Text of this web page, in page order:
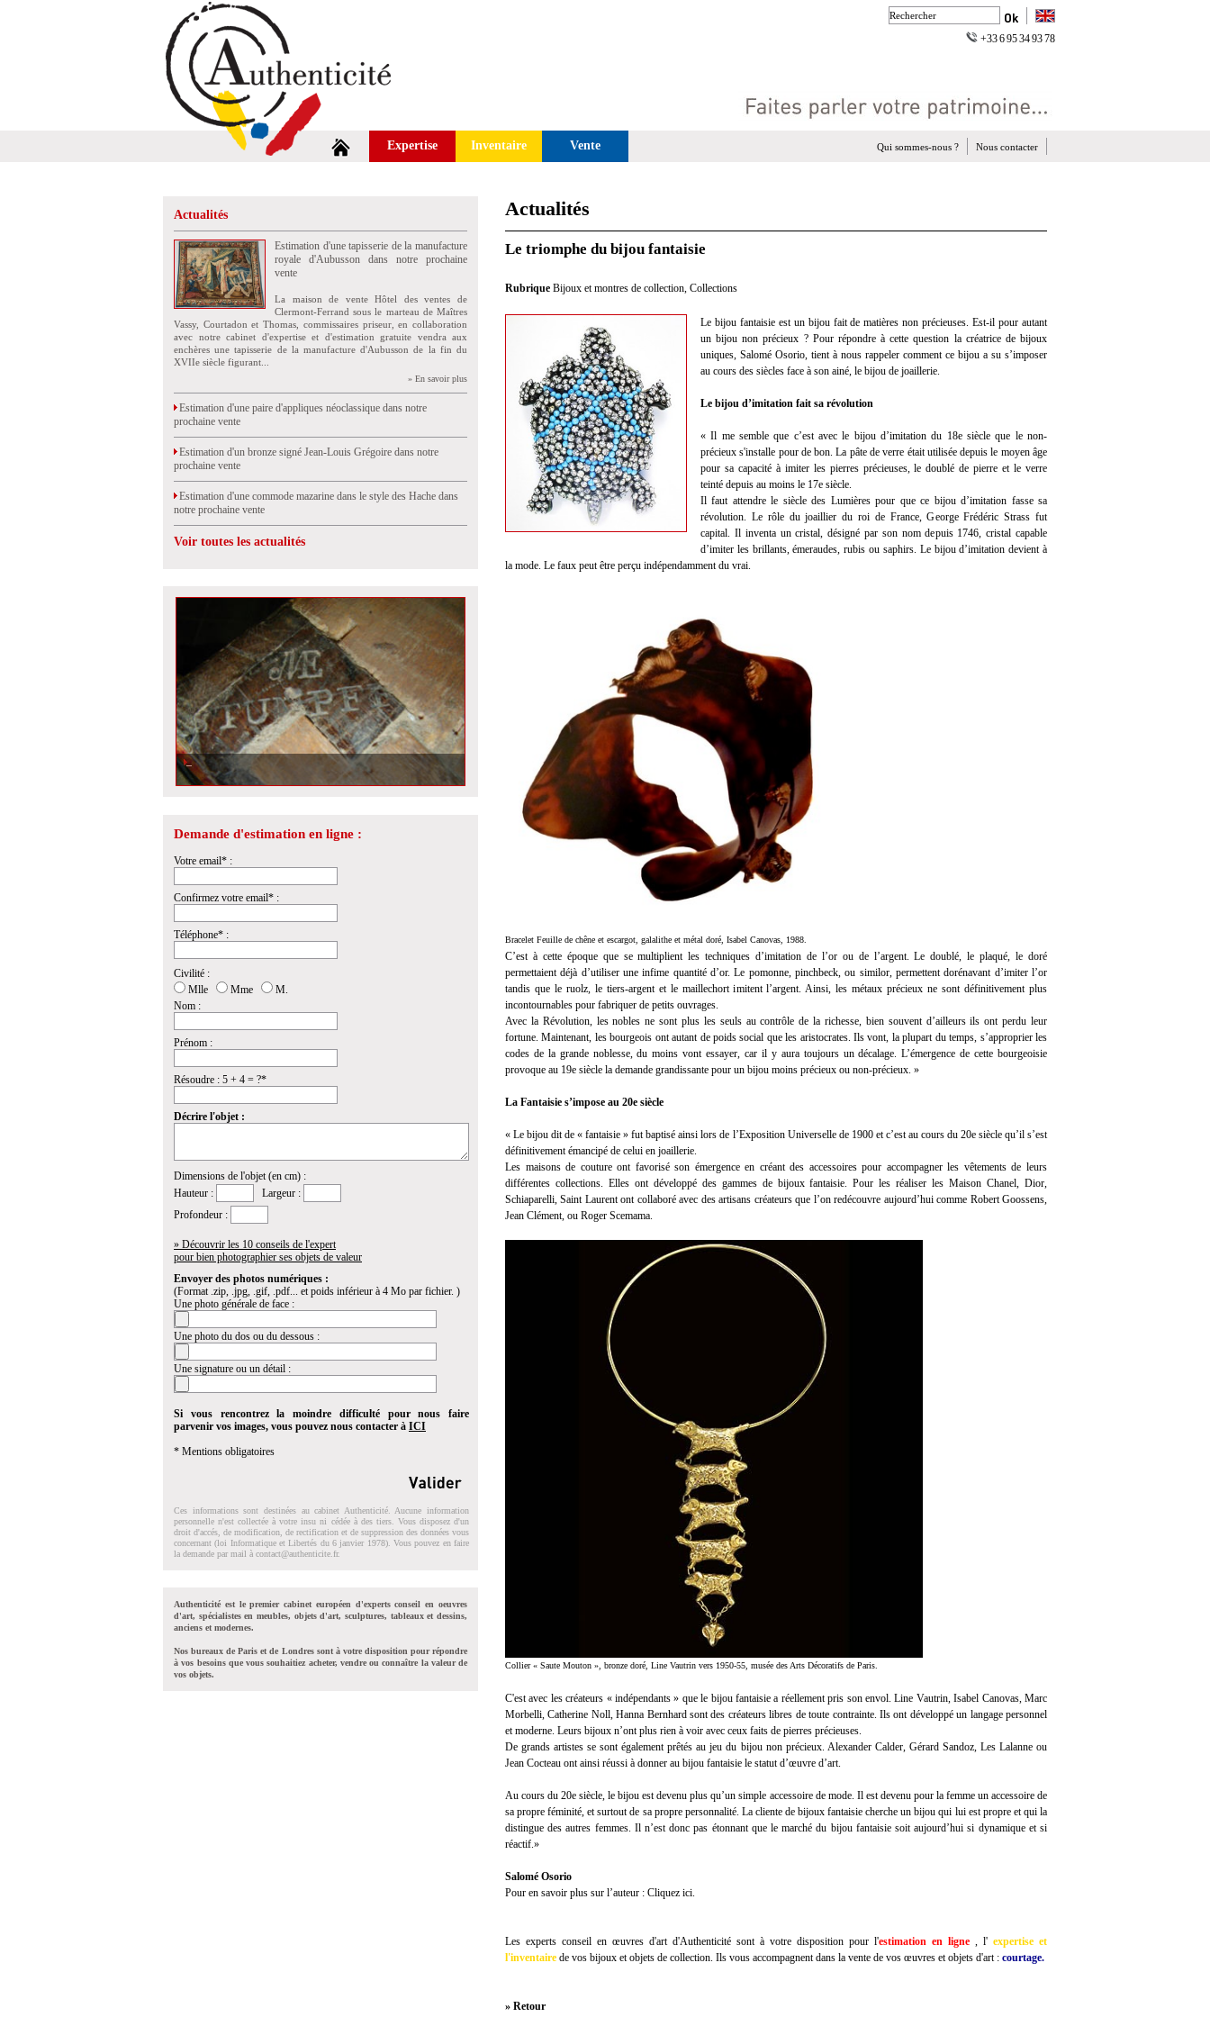
+33 6 95 34 93 78
Expertise Inventaire Vente Nous contacter
Qui sommes-nous ?
Actualités
Estimation d'une tapisserie de la manufacture
royale d'Aubusson dans notre prochaine
vente
La maison de vente Hôtel des ventes de
Clermont-Ferrand sous le marteau de Maîtres
Vassy, Courtadon et Thomas, commissaires priseur, en collaboration
avec notre cabinet d'expertise et d'estimation gratuite vendra aux
enchères une tapisserie de la manufacture d'Aubusson de la fin du
XVIIe siècle figurant...
» En savoir plus
Estimation d'une paire d'appliques néoclassique dans notre
prochaine vente
Estimation d'un bronze signé Jean-Louis Grégoire dans notre
prochaine vente
Estimation d'une commode mazarine dans le style des Hache dans
notre prochaine vente
Voir toutes les actualités
Demande d'estimation en ligne :
Votre email* :
Confirmez votre email* :
Téléphone* :
Civilité :
Mlle
Mme
M.
Nom :
Prénom :
Résoudre : 5 + 4 = ?*
Décrire l'objet :
Dimensions de l'objet (en cm) :
Hauteur :
Largeur :
Profondeur :
» Découvrir les 10 conseils de l'expert
pour bien photographier ses objets de valeur
Envoyer des photos numériques :
(Format .zip, .jpg, .gif, .pdf... et poids inférieur à 4 Mo par fichier. )
Une photo générale de face :
Une photo du dos ou du dessous :
Une signature ou un détail :
Si vous rencontrez la moindre difficulté pour nous faire
parvenir vos images, vous pouvez nous contacter à ICI
* Mentions obligatoires
Ces informations sont destinées au cabinet Authenticité. Aucune information
personnelle n'est collectée à votre insu ni cédée à des tiers. Vous disposez d'un
droit d'accés, de modification, de rectification et de suppression des données vous
concernant (loi Informatique et Libertés du 6 janvier 1978). Vous pouvez en faire
la demande par mail à contact@authenticite.fr.
Authenticité est le premier cabinet européen d'experts conseil en oeuvres
d'art, spécialistes en meubles, objets d'art, sculptures, tableaux et dessins,
anciens et modernes.
Nos bureaux de Paris et de Londres sont à votre disposition pour répondre
à vos besoins que vous souhaitiez acheter, vendre ou connaître la valeur de
vos objets.
Actualités
Le triomphe du bijou fantaisie
Rubrique Bijoux et montres de collection, Collections
Le bijou fantaisie est un bijou fait de matières non précieuses. Est-il pour autant
un bijou non précieux ? Pour répondre à cette question la créatrice de bijoux
uniques, Salomé Osorio, tient à nous rappeler comment ce bijou a su s’imposer
au cours des siècles face à son ainé, le bijou de joaillerie.
Le bijou d’imitation fait sa révolution
« Il me semble que c’est avec le bijou d’imitation du 18e siècle que le non-
précieux s'installe pour de bon. La pâte de verre était utilisée depuis le moyen âge
pour sa capacité à imiter les pierres précieuses, le doublé de pierre et le verre
teinté depuis au moins le 17e siècle.
Il faut attendre le siècle des Lumières pour que ce bijou d’imitation fasse sa
révolution. Le rôle du joaillier du roi de France, George Frédéric Strass fut
capital. Il inventa un cristal, désigné par son nom depuis 1746, cristal capable
d’imiter les brillants, émeraudes, rubis ou saphirs. Le bijou d’imitation devient à
la mode. Le faux peut être perçu indépendamment du vrai.
Bracelet Feuille de chêne et escargot, galalithe et métal doré, Isabel Canovas, 1988.
C’est à cette époque que se multiplient les techniques d’imitation de l’or ou de l’argent. Le doublé, le plaqué, le doré
permettaient déjà d’utiliser une infime quantité d’or. Le pomonne, pinchbeck, ou similor, permettent dorénavant d’imiter l’or
tandis que le ruolz, le tiers-argent et le maillechort imitent l’argent. Ainsi, les métaux précieux ne sont définitivement plus
incontournables pour fabriquer de petits ouvrages.
Avec la Révolution, les nobles ne sont plus les seuls au contrôle de la richesse, bien souvent d’ailleurs ils ont perdu leur
fortune. Maintenant, les bourgeois ont autant de poids social que les aristocrates. Ils vont, la plupart du temps, s’approprier les
codes de la grande noblesse, du moins vont essayer, car il y aura toujours un décalage. L’émergence de cette bourgeoisie
provoque au 19e siècle la demande grandissante pour un bijou moins précieux ou non-précieux. »
La Fantaisie s’impose au 20e siècle
« Le bijou dit de « fantaisie » fut baptisé ainsi lors de l’Exposition Universelle de 1900 et c’est au cours du 20e siècle qu’il s’est
définitivement émancipé de celui en joaillerie.
Les maisons de couture ont favorisé son émergence en créant des accessoires pour accompagner les vêtements de leurs
différentes collections. Elles ont développé des gammes de bijoux fantaisie. Pour les réaliser les Maison Chanel, Dior,
Schiaparelli, Saint Laurent ont collaboré avec des artisans créateurs que l’on redécouvre aujourd’hui comme Robert Goossens,
Jean Clément, ou Roger Scemama.
Collier « Saute Mouton », bronze doré, Line Vautrin vers 1950-55, musée des Arts Décoratifs de Paris.
C'est avec les créateurs « indépendants » que le bijou fantaisie a réellement pris son envol. Line Vautrin, Isabel Canovas, Marc
Morbelli, Catherine Noll, Hanna Bernhard sont des créateurs libres de toute contrainte. Ils ont développé un langage personnel
et moderne. Leurs bijoux n’ont plus rien à voir avec ceux faits de pierres précieuses.
De grands artistes se sont également prêtés au jeu du bijou non précieux. Alexander Calder, Gérard Sandoz, Les Lalanne ou
Jean Cocteau ont ainsi réussi à donner au bijou fantaisie le statut d’œuvre d’art.
Au cours du 20e siècle, le bijou est devenu plus qu’un simple accessoire de mode. Il est devenu pour la femme un accessoire de
sa propre féminité, et surtout de sa propre personnalité. La cliente de bijoux fantaisie cherche un bijou qui lui est propre et qui la
distingue des autres femmes. Il n’est donc pas étonnant que le marché du bijou fantaisie soit aujourd’hui si dynamique et si
réactif.»
Salomé Osorio
Pour en savoir plus sur l’auteur : Cliquez ici.
Les experts conseil en œuvres d'art d'Authenticité sont à votre disposition pour l'estimation en ligne , l' expertise et
l'inventaire de vos bijoux et objets de collection. Ils vous accompagnent dans la vente de vos œuvres et objets d'art : courtage.
» Retour